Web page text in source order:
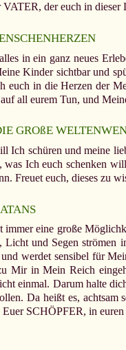
der euch in
in ein ganz neues
Kinder sichtbar und
euch in die Herzen der
all eurem Tun, und
GROßE
Ich schüren und meine
was Ich euch schenken
Freuet euch, dieses zu
eine große
und Segen strömen
werdet sensibel für
Mir in Mein Reich
einmal. Darum halte
Da heißt es,
SCHÖPFER, in